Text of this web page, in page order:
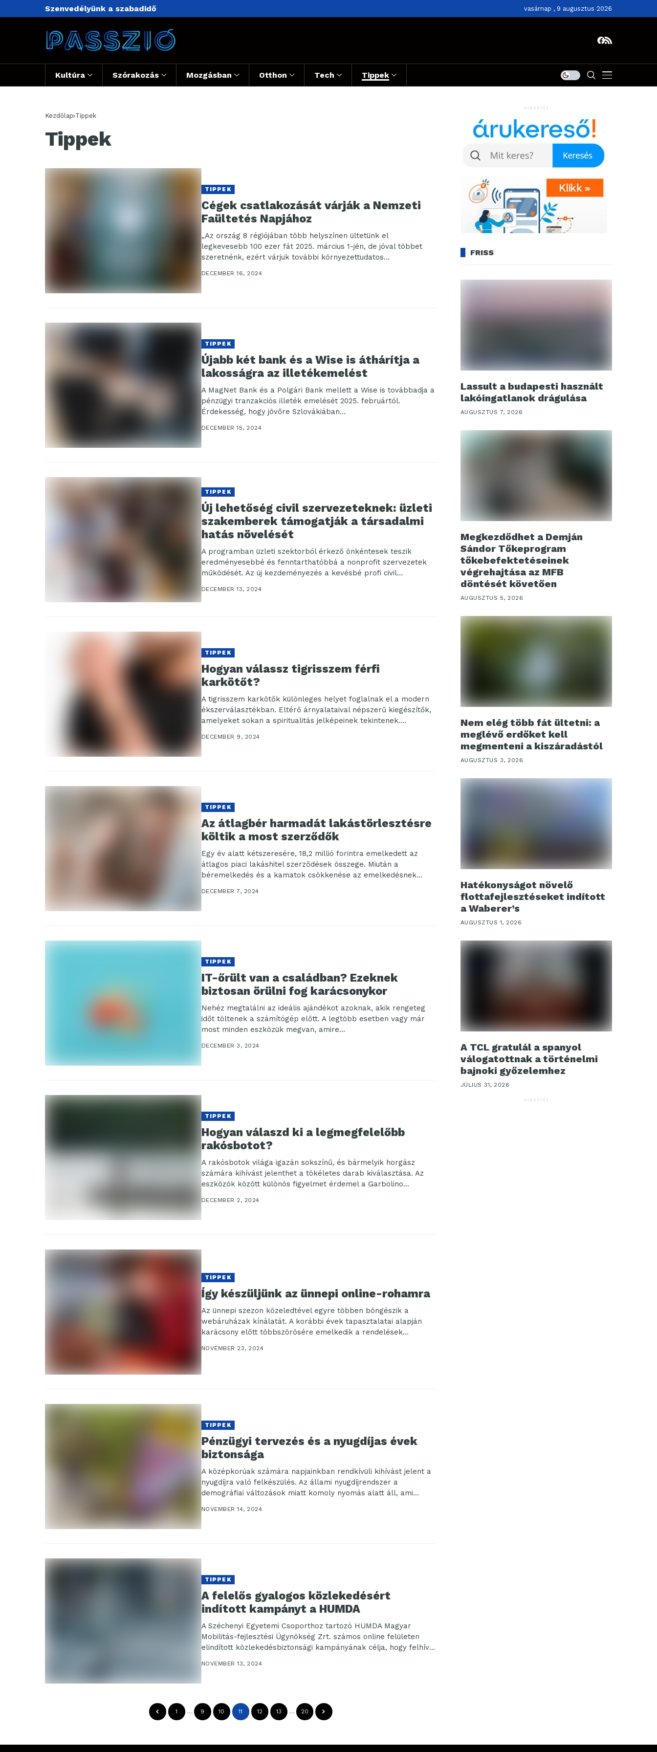
Szenvedélyünk a szabadidő vasárnap , 9 augusztus 2026
Kultúra Szórakozás Mozgásban Otthon Tech Tippek
Kezdőlap Tippek
Tippek
TIPPEK
Cégek csatlakozását várják a Nemzeti
Faültetés Napjához
„Az ország 8 régiójában több helyszínen ültetünk el
legkevesebb 100 ezer fát 2025. március 1-jén, de jóval többet
szeretnénk, ezért várjuk további környezettudatos...
DECEMBER 16, 2024
TIPPEK
Újabb két bank és a Wise is áthárítja a
lakosságra az illetékemelést
A MagNet Bank és a Polgári Bank mellett a Wise is továbbadja a
pénzügyi tranzakciós illeték emelését 2025. februártól.
Érdekesség, hogy jövőre Szlovákiában...
DECEMBER 15, 2024
TIPPEK
Új lehetőség civil szervezeteknek: üzleti
szakemberek támogatják a társadalmi
hatás növelését
A programban üzleti szektorból érkező önkéntesek teszik
eredményesebbé és fenntarthatóbbá a nonprofit szervezetek
működését. Az új kezdeményezés a kevésbé profi civil
DECEMBER 13, 2024
TIPPEK
Hogyan válassz tigrisszem férfi
karkötőt?
A tigrisszem karkötők különleges helyet foglalnak el a modern
ékszerválasztékban. Eltérő árnyalataival népszerű kiegészítők,
amelyeket sokan a spiritualitás jelképeinek tekintenek.
DECEMBER 9, 2024
TIPPEK
Az átlagbér harmadát lakástörlesztésre
költik a most szerződők
Egy év alatt kétszeresére, 18,2 millió forintra emelkedett az
átlagos piaci lakáshitel szerződések összege. Miután a
béremelkedés és a kamatok csökkenése az emelkedésnek...
DECEMBER 7, 2024
TIPPEK
IT-őrült van a családban? Ezeknek
biztosan örülni fog karácsonykor
Nehéz megtalálni az ideális ajándékot azoknak, akik rengeteg
időt töltenek a számítógép előtt. A legtöbb esetben vagy már
most minden eszközük megvan, amire...
DECEMBER 3, 2024
TIPPEK
Hogyan válaszd ki a legmegfelelőbb
rakósbotot?
A rakósbotok világa igazán sokszínű, és bármelyik horgász
számára kihívást jelenthet a tökéletes darab kiválasztása. Az
eszközök között különös figyelmet érdemel a Garbolino...
DECEMBER 2, 2024
TIPPEK
Így készüljünk az ünnepi online-rohamra
Az ünnepi szezon közeledtével egyre többen böngészik a
webáruházak kínálatát. A korábbi évek tapasztalatai alapján
karácsony előtt többszörösére emelkedik a rendelések
NOVEMBER 23, 2024
TIPPEK
Pénzügyi tervezés és a nyugdíjas évek
biztonsága
A középkorúak számára napjainkban rendkívüli kihívást jelent a
nyugdíjra való felkészülés. Az állami nyugdíjrendszer a
demográfiai változások miatt komoly nyomás alatt áll, ami...
NOVEMBER 14, 2024
TIPPEK
A felelős gyalogos közlekedésért
indított kampányt a HUMDA
A Széchenyi Egyetemi Csoporthoz tartozó HUMDA Magyar
Mobilitás-fejlesztési Ügynökség Zrt. számos online felületen
elindított közlekedésbiztonsági kampányának célja, hogy felhívja
NOVEMBER 13, 2024
1 … 9 10 11 12 13 … 20
HIRDETÉS
FRISS
Lassult a budapesti használt
lakóingatlanok drágulása
AUGUSZTUS 7, 2026
Megkezdődhet a Demján
Sándor Tőkeprogram
tőkebefektetéseinek
végrehajtása az MFB
döntését követően
AUGUSZTUS 5, 2026
Nem elég több fát ültetni: a
meglévő erdőket kell
megmenteni a kiszáradástól
AUGUSZTUS 3, 2026
Hatékonyságot növelő
flottafejlesztéseket indított
a Waberer’s
AUGUSZTUS 1, 2026
A TCL gratulál a spanyol
válogatottnak a történelmi
bajnoki győzelemhez
JÚLIUS 31, 2026
HIRDETÉS